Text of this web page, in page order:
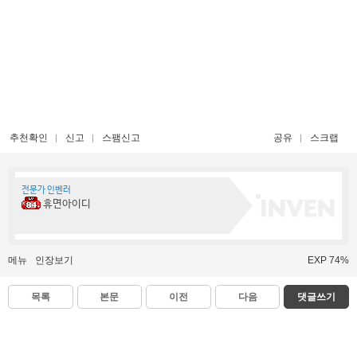
추천확인 신고 스팸신고 공유 스크랩
전문가 인벤러
휴면아이디
메뉴 인장보기 EXP 74%
목록 본문 이전 다음 댓글쓰기